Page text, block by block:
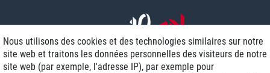
Nous utilisons des cookies et des technologies similaires sur notre
site web et traitons les données personnelles des visiteurs de notre
site web (par exemple, l'adresse IP), par exemple pour